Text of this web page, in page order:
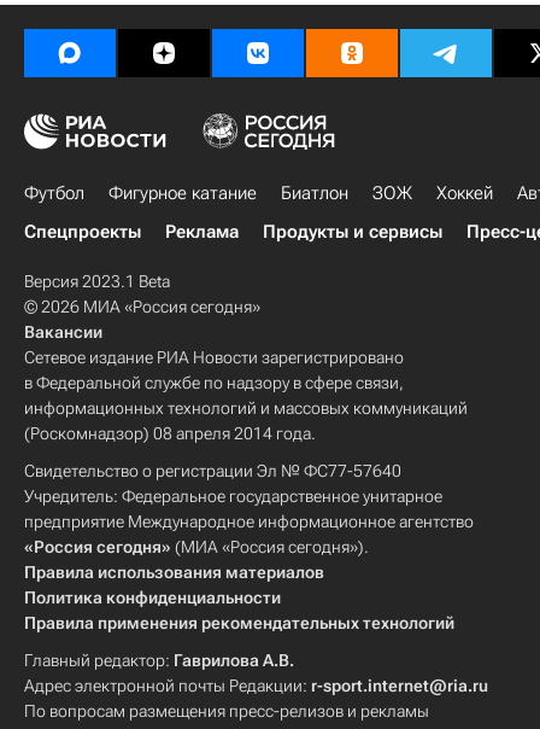
Футбол Фигурное катание Биатлон ЗОЖ Хоккей
Спецпроекты
Реклама Продукты и сервисы Пресс-
Версия 2023.1 Beta
© 2026 МИА «Россия сегодня»
Вакансии
Сетевое издание РИА Новости зарегистрировано
в Федеральной службе по надзору в сфере связи,
информационных технологий и массовых коммуникаций
(Роскомнадзор) 08 апреля 2014 года.
Свидетельство о регистрации Эл № ФС77-57640
Учредитель: Федеральное государственное унитарное
предприятие Международное информационное агентство
«Россия сегодня» (МИА «Россия сегодня»).
Правила использования материалов
Политика конфиденциальности
Правила применения рекомендательных технологий
Главный редактор: Гаврилова А.В.
Адрес электронной почты Редакции: r-sport.internet@ria.ru
По вопросам размещения пресс-релизов и рекламы